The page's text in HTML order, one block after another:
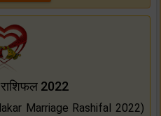
2022
Marriage Rashifal 2022)